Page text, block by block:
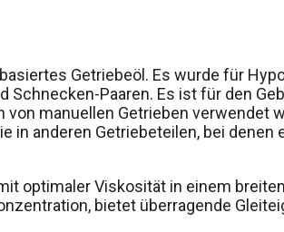
Getriebeöl. Es wurde für
Schnecken-Paaren. Es ist für den
von manuellen Getrieben
in anderen Getriebeteilen, bei
optimaler Viskosität in einem
bietet überragende